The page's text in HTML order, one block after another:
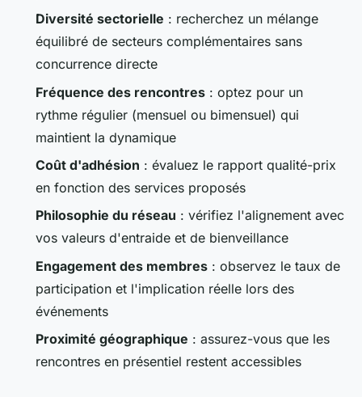
Diversité sectorielle : recherchez un mélange
équilibré de secteurs complémentaires sans
concurrence directe
Fréquence des rencontres : optez pour un
rythme régulier (mensuel ou bimensuel) qui
maintient la dynamique
Coût d'adhésion : évaluez le rapport qualité-prix
en fonction des services proposés
Philosophie du réseau : vérifiez l'alignement avec
vos valeurs d'entraide et de bienveillance
Engagement des membres : observez le taux de
participation et l'implication réelle lors des
événements
Proximité géographique : assurez-vous que les
rencontres en présentiel restent accessibles